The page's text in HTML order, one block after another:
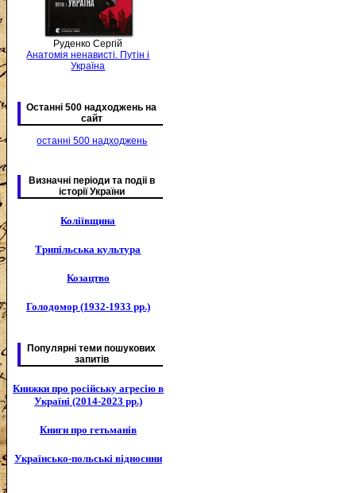
Руденко Сергій
Анатомія ненависті. Путін і
Україна
Останні 500 надходжень на
сайт
останні 500 надходжень
Визначні періоди та подіі в
історії України
Коліївщина
Трипільська культура
Козацтво
Голодомор (1932-1933 рр.)
Популярні теми пошукових
запитів
Книжки про російську агресію в
Україні (2014-2023 рр.)
Книги про гетьманів
Українсько-польські відносини